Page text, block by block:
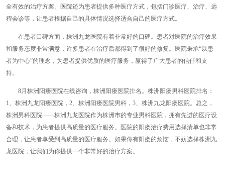
全有效的治疗方案。医院还为患者提供多种医疗方式，包括门诊医疗、治疗、远
程会诊等，让患者根据自己的具体情况选择适合自己的医疗方式。
在患者口碑方面，株洲九龙医院有着非常好的口碑。患者对医院的治疗效果
和服务态度非常满意，许多患者在治疗后都得到了很好的修复。医院秉承“以患
者为中心”的理念，为患者提供优质的医疗服务，赢得了广大患者的信任和支
持。
8月株洲阳痿医院在线咨询，株洲阳痿医院排名。株洲阳痿男科医院排名：
1、株洲九龙阳痿医院，2、株洲阳痿医院男科，3、株洲九龙阳痿医院。总之，
株洲男科医院——株洲九龙医院作为株洲市的专业男科医院，拥有先进的医疗设
备和技术，为患者提供高质量的医疗服务。医院的阳痿治疗费用选择清单也非常
合理，让患者享受到高质量的医疗服务。如果你有阳痿的烦恼，不妨选择株洲九
龙医院，让我们为你提供一个非常好的治疗方案。